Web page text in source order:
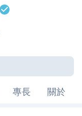
專長 關於